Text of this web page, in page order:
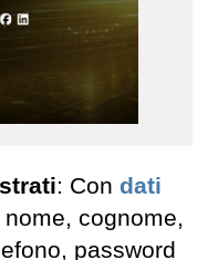
: Con dati
cognome,
password